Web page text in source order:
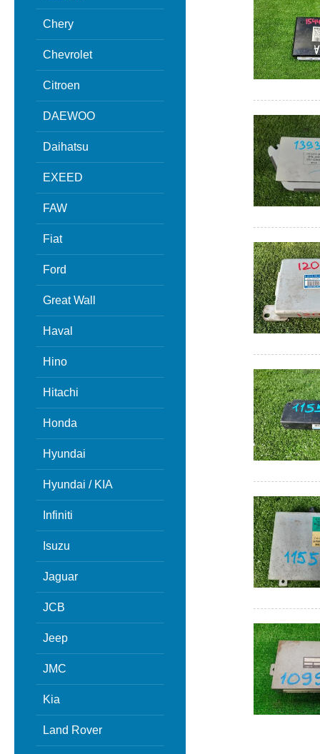
Chery
Chevrolet
Citroen
DAEWOO
Daihatsu
EXEED
FAW
Fiat
Ford
Great Wall
Haval
Hino
Hitachi
Honda
Hyundai
Hyundai / KIA
Infiniti
Isuzu
Jaguar
JCB
Jeep
JMC
Kia
Land Rover